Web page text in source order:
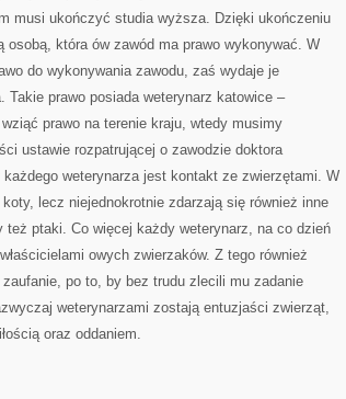
musi ukończyć studia wyższa. Dzięki ukończeniu
osobą, która ów zawód ma prawo wykonywać. W
do wykonywania zawodu, zaś wydaje je
Takie prawo posiada weterynarz katowice –
prawo na terenie kraju, wtedy musimy
ustawie rozpatrującej o zawodzie doktora
weterynarza jest kontakt ze zwierzętami. W
lecz niejednokrotnie zdarzają się również inne
ptaki. Co więcej każdy weterynarz, na co dzień
owych zwierzaków. Z tego również
po to, by bez trudu zlecili mu zadanie
weterynarzami zostają entuzjaści zwierząt,
oraz oddaniem.